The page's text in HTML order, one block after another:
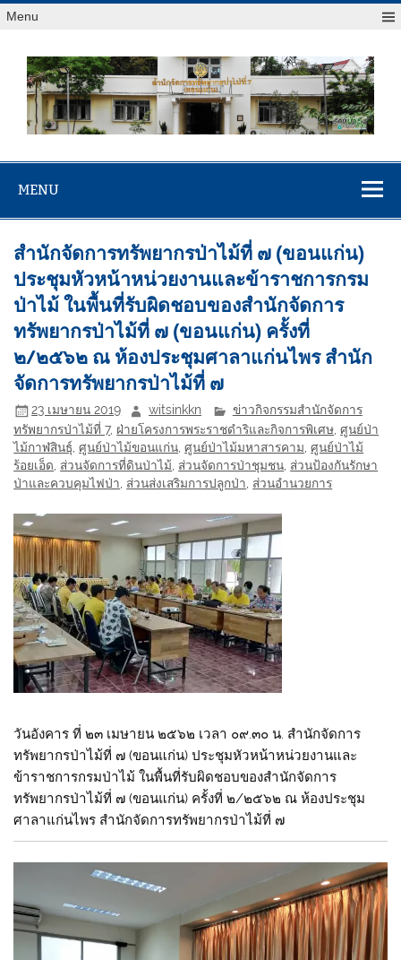
Menu
สจป.ที่ 7
(ขอนแก่น)
MENU
สำนักจัดการทรัพยากรป่าไม้ที่ ๗ (ขอนแก่น)
ประชุมหัวหน้าหน่วยงานและข้าราชการกรม
ป่าไม้ ในพื้นที่รับผิดชอบของสำนักจัดการ
ทรัพยากรป่าไม้ที่ ๗ (ขอนแก่น) ครั้งที่
๒/๒๕๖๒ ณ ห้องประชุมศาลาแก่นไพร สำนัก
จัดการทรัพยากรป่าไม้ที่ ๗
23 เมษายน 2019 witsinkkn
ข่าวกิจกรรมสำนักจัดการ
ทรัพยากรป่าไม้ที่ 7, ฝ่ายโครงการพระราชดำริและกิจการพิเศษ ,ศูนย์ป่า
ไม้กาฬสินธุ์ ,ศูนย์ป่าไม้ขอนแก่น ,ศูนย์ป่าไม้มหาสารคาม ,ศูนย์ป่าไม้
ร้อยเอ็ด ส่วนจัดการที่ดินป่าไม้ ส่วนจัดการป่าชุมชน ส่วนป้องกันรักษา
ป่าและควบคุมไฟป่า ส่วนส่งเสริมการปลูกป่า ส่วนอำนวยการ
วันอังคาร ที่ ๒๓ เมษายน ๒๕๖๒ เวลา ๐๙.๓๐ น. สำนักจัดการ
ทรัพยากรป่าไม้ที่ ๗ (ขอนแก่น) ประชุมหัวหน้าหน่วยงานและ
ข้าราชการกรมป่าไม้ ในพื้นที่รับผิดชอบของสำนักจัดการ
ทรัพยากรป่าไม้ที่ ๗ (ขอนแก่น) ครั้งที่ ๒/๒๕๖๒ ณ ห้องประชุม
ศาลาแก่นไพร สำนักจัดการทรัพยากรป่าไม้ที่ ๗